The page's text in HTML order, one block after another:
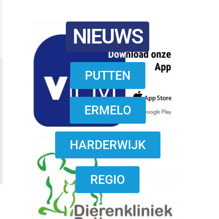
reanimatie ermelo
NIEUWS
PUTTEN
ERMELO
HARDERWIJK
REGIO